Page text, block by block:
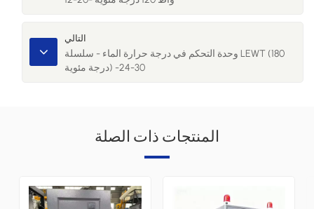
التالي
وحدة التحكم في درجة حرارة الماء - سلسلة LEWT (180
درجة مئوية) -30-24
المنتجات ذات الصلة